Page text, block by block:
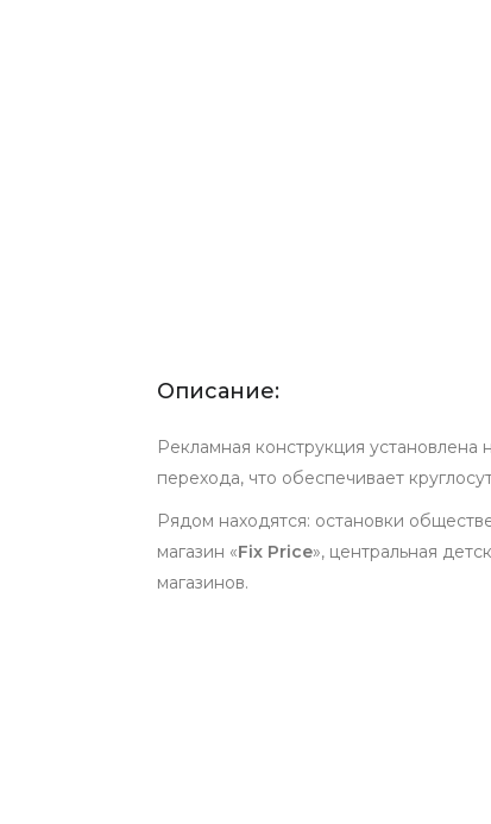
Описание:
Рекламная конструкция
перехода, что обеспечивает
Рядом находятся: остановки
магазин «Fix Price», центральная
магазинов.